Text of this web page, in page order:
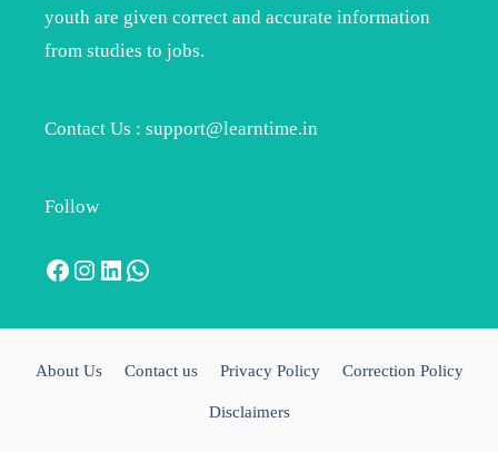
youth are given correct and accurate information
from studies to jobs.
Contact Us : support@learntime.in
Follow
Facebook
Instagram
LinkedIn
WhatsApp
About Us Contact us Privacy Policy Correction Policy
Disclaimers